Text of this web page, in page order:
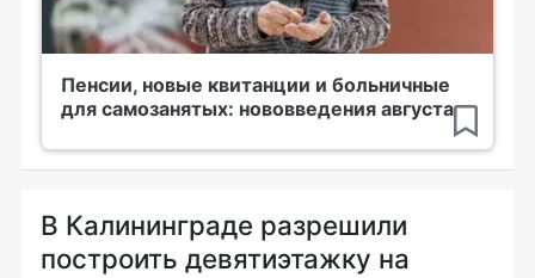
Пенсии, новые квитанции и больничные
для самозанятых: нововведения августа
В Калининграде разрешили
построить девятиэтажку на